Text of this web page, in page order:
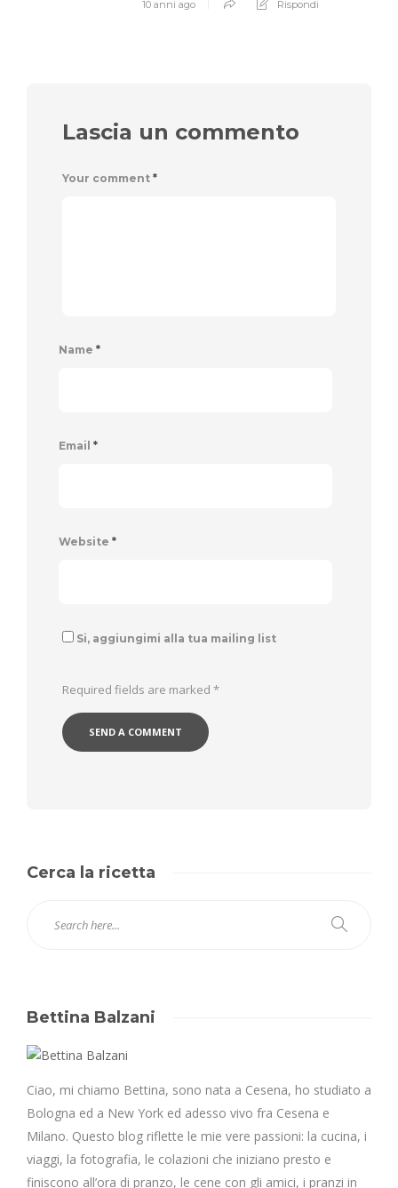
10 anni ago Rispondi
Lascia un commento
Your comment *
Name *
Email *
Website *
Si, aggiungimi alla tua mailing list
Required fields are marked *
Cerca la ricetta
Bettina Balzani
Ciao, mi chiamo Bettina, sono nata a Cesena, ho studiato a
Bologna ed a New York ed adesso vivo fra Cesena e
Milano. Questo blog riflette le mie vere passioni: la cucina, i
viaggi, la fotografia, le colazioni che iniziano presto e
finiscono all’ora di pranzo, le cene con gli amici, i pranzi in